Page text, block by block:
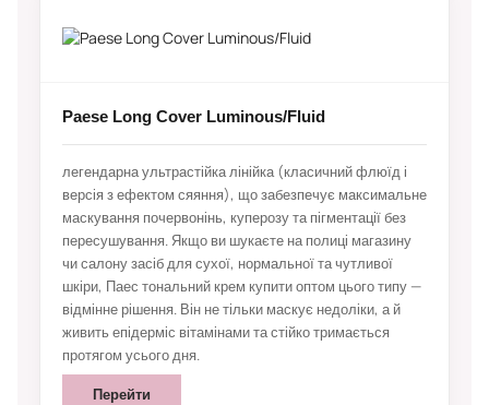
Paese Long Cover Luminous/Fluid
легендарна ультрастійка лінійка (класичний флюїд і
версія з ефектом сяяння), що забезпечує максимальне
маскування почервонінь, куперозу та пігментації без
пересушування. Якщо ви шукаєте на полиці магазину
чи салону засіб для сухої, нормальної та чутливої
шкіри, Паес тональний крем купити оптом цього типу —
відмінне рішення. Він не тільки маскує недоліки, а й
живить епідерміс вітамінами та стійко тримається
протягом усього дня.
Перейти